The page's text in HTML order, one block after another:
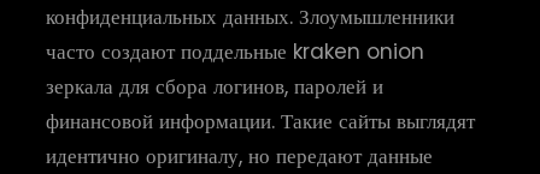
конфиденциальных данных. Злоумышленники
часто создают поддельные kraken onion
зеркала для сбора логинов, паролей и
финансовой информации. Такие сайты выглядят
идентично оригиналу, но передают данные